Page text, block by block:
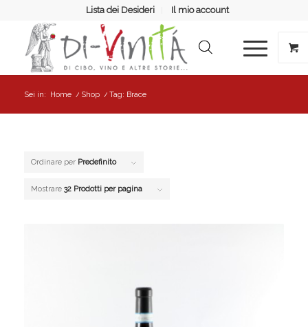
Lista dei Desideri Il mio account
Sei in: Home / Shop / Tag: Brace
Ordinare per Predefinito
Mostrare 32 Prodotti per pagina